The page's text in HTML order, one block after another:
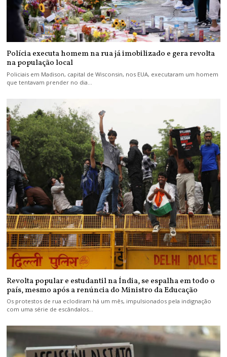
Polícia executa homem na rua já imobilizado e gera revolta
na população local
Policiais em Madison, capital de Wisconsin, nos EUA, executaram um homem
que tentavam prender no dia…
Revolta popular e estudantil na Índia, se espalha em todo o
país, mesmo após a renúncia do Ministro da Educação
Os protestos de rua eclodiram há um mês, impulsionados pela indignação
com uma série de escândalos…